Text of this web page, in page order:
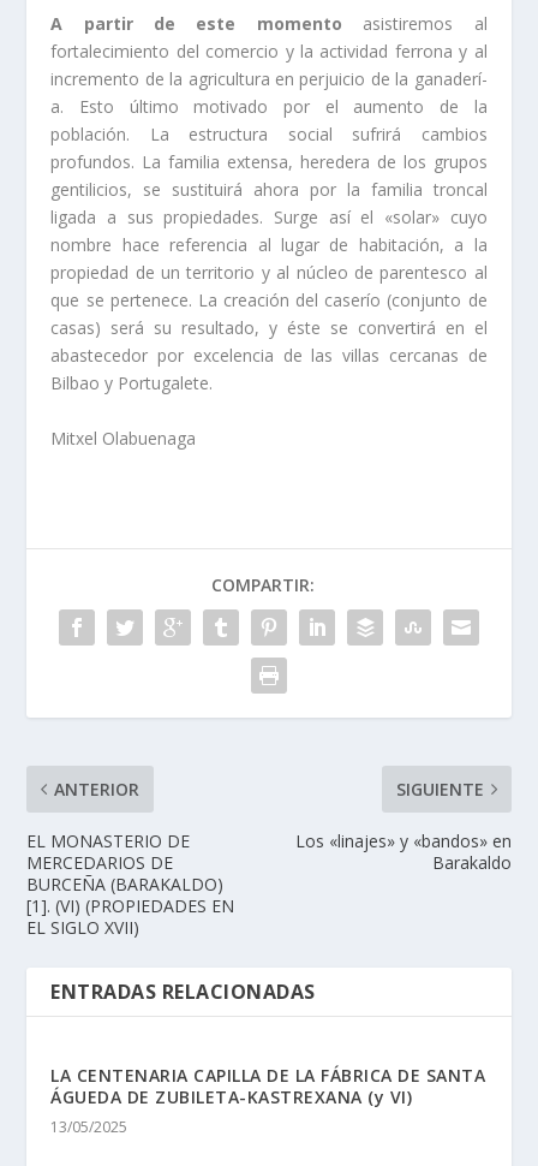
A partir de este momento asistiremos al
fortalecimiento del comercio y la actividad ferrona y al
incremento de la agricultura en perjuicio de la ganaderí­
a. Esto último motivado por el aumento de la
población. La estructura social sufrirá cambios
profundos. La familia extensa, heredera de los grupos
gentilicios, se sustituirá ahora por la familia ­troncal
ligada a sus propiedades. Surge así­ el «solar» cuyo
nombre hace referencia al lugar de habitación, a la
propiedad de un territorio y al núcleo de parentesco al
que se pertenece. La creación del caserí­o (conjunto de
casas) será su resultado, y éste se convertirá en el
abastecedor por excelencia de las villas cercanas de
Bilbao y Portugalete.
Mitxel Olabuenaga
COMPARTIR:
ANTERIOR
EL MONASTERIO DE
MERCEDARIOS DE
BURCEÑA (BARAKALDO)
[1]. (VI) (PROPIEDADES EN
EL SIGLO XVII)
SIGUIENTE
Los «linajes» y «bandos» en
Barakaldo
ENTRADAS RELACIONADAS
LA CENTENARIA CAPILLA DE LA FÁBRICA DE SANTA
ÁGUEDA DE ZUBILETA-KASTREXANA (y VI)
13/05/2025